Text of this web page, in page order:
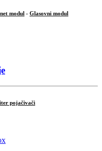
modul - Glasovni modul
pojačivači